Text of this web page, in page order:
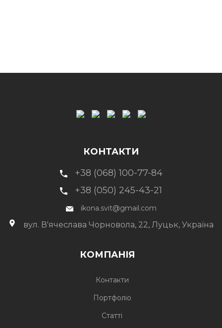
КОМПАНІЯ
Контакти
Портфоліо
Статті
КОНТАКТИ
+38 (068) 100-77-84
+38 (050) 245-43-21
ikona.svit@gmail.com
вул. В'ячеслава Чорновола, 22, Луцьк, Україна